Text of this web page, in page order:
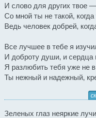
И слово для других твое
Со мной ты не такой,
Ведь человек добрей,
Все лучшее в тебе я
И доброту души, и сердца
Я разлюбить тебя уже не
Ты нежный и надежный,
Зеленых глаз неяркие лучи